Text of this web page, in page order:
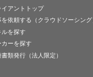
イアントトップ
依頼する（クラウドソーシング
ルを探す
カーを探す
類発行（法人限定）